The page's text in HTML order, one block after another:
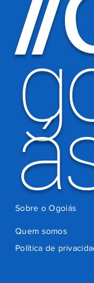
por
há 5 dias
Quem somos
Política de
Sobre o Ogoiás